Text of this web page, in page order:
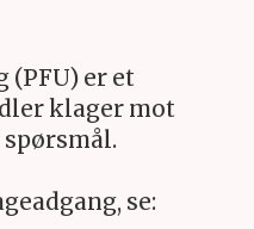
(PFU) er et
klager mot
se: